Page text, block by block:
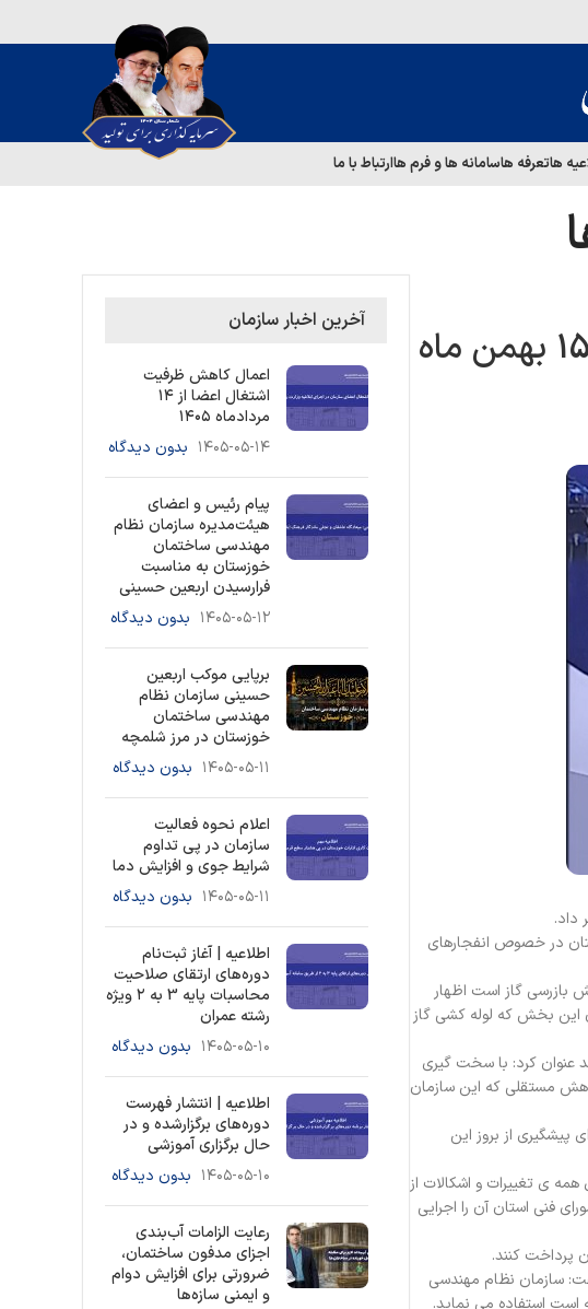
هاتعرفه هاسامانه ها و فرم هاارتباط با ما
لزوم استفاده ساختمان های جدید از تجهیزات ایمنی گاز از 15 بهمن ماه
خوزستان، دکتر کورش خواجوی با حضور در بخش ویژه خبر 23 شبکه خوزستان در خصوص انفجارهای
مکانیک در بخش بازرسی گاز است اظهار
این بخش که لوله کشی گاز
عنوان کرد: با سخت گیری
پژوهش مستقلی که این سازمان
کرد: برای پیشگیری از بروز این
کنترل همه ی تغییرات و اشکالات از
فنی استان آن را اجرایی
پرداخت کنند.
سازمان نظام مهندسی
آخرین اخبار سازمان
اعمال کاهش ظرفیت
اشتغال اعضا از ۱۴
مردادماه ۱۴۰۵
۱۴۰۵-۰۵-۱۴ بدون دیدگاه
پیام رئیس و اعضای
هیئت‌مدیره سازمان نظام
مهندسی ساختمان
خوزستان به مناسبت
فرارسیدن اربعین حسینی
۱۴۰۵-۰۵-۱۲ بدون دیدگاه
برپایی موکب اربعین
حسینی سازمان نظام
مهندسی ساختمان
خوزستان در مرز شلمچه
۱۴۰۵-۰۵-۱۱ بدون دیدگاه
اعلام نحوه فعالیت
سازمان در پی تداوم
شرایط جوی و افزایش دما
۱۴۰۵-۰۵-۱۱ بدون دیدگاه
اطلاعیه | آغاز ثبت‌نام
دوره‌های ارتقای صلاحیت
محاسبات پایه 3 به ۲ ویژه
رشته عمران
۱۴۰۵-۰۵-۱۰ بدون دیدگاه
اطلاعیه | انتشار فهرست
دوره‌های برگزارشده و در
حال برگزاری آموزشی
۱۴۰۵-۰۵-۱۰ بدون دیدگاه
رعایت الزامات آب‌بندی
اجزای مدفون ساختمان،
ضرورتی برای افزایش دوام
و ایمنی سازه‌ها